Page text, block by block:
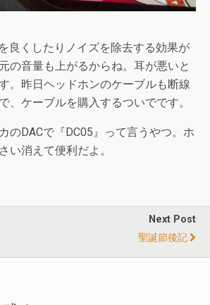
良くしたりノイズを除去する効果が
の音量も上がるからね。耳が悪いと
。昨日ヘッドホンのケーブルも断線
、ケーブルを購入するついでです。
のDACで『DC05』って言うやつ。ホ
い消えて便利だよ。
Next Post
聖誕節後記